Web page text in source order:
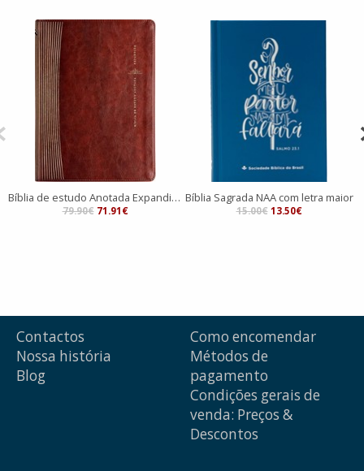
Bíblia de estudo Anotada Expandida
79.90€ 71.91€
Bíblia Sagrada NAA com letra maior
15.00€ 13.50€
Contactos
Nossa história
Blog
Como encomendar
Métodos de
pagamento
Condições gerais de
venda: Preços &
Descontos